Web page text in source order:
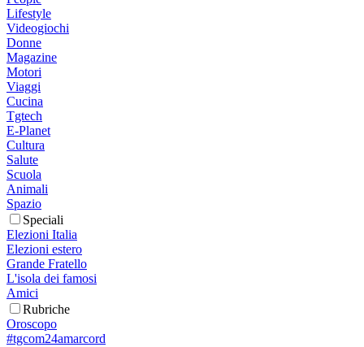
Lifestyle
Videogiochi
Donne
Magazine
Motori
Viaggi
Cucina
Tgtech
E-Planet
Cultura
Salute
Scuola
Animali
Spazio
Speciali
Elezioni Italia
Elezioni estero
Grande Fratello
L'isola dei famosi
Amici
Rubriche
Oroscopo
#tgcom24amarcord